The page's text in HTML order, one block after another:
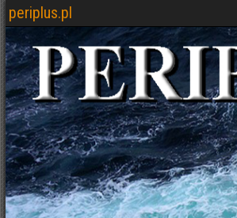
periplus.pl